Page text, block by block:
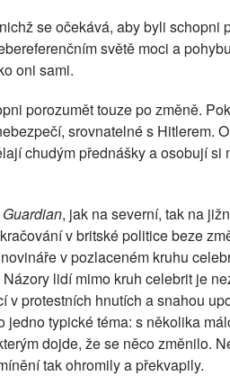
se očekává, aby byli schopni
světě moci a
oni sami.
porozumět touze po změně.
srovnatelné s Hitlerem.
chudým přednášky a osobují si
Guardian, jak na severní, tak na
v britské politice beze
v pozlaceném kruhu
lidí mimo kruh celebrit je
v protestních hnutích a snahou
jedno typické téma: s několika
dojde, že se něco změnilo.
tak ohromily a překvapily.